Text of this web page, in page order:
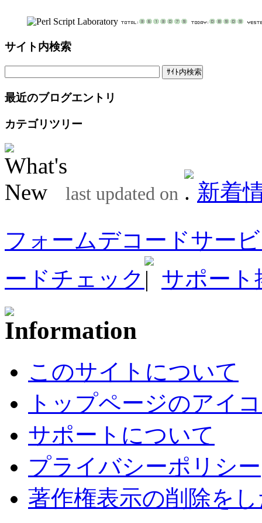
サイト内検索
最近のブログエントリ
カテゴリツリー
last updated on
新着
フォームデコードサー
ードチェック
サポート
このサイトについて
トップページのアイ
サポートについて
プライバシーポリシー
著作権表示の削除を